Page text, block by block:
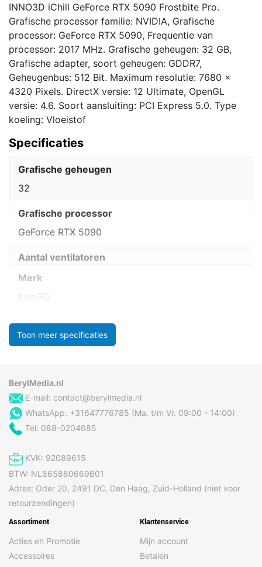
INNO3D iChill GeForce RTX 5090 Frostbite Pro.
Grafische processor familie: NVIDIA, Grafische
processor: GeForce RTX 5090, Frequentie van
processor: 2017 MHz. Grafische geheugen: 32 GB,
Grafische adapter, soort geheugen: GDDR7,
Geheugenbus: 512 Bit. Maximum resolutie: 7680 x
4320 Pixels. DirectX versie: 12 Ultimate, OpenGL
versie: 4.6. Soort aansluiting: PCI Express 5.0. Type
koeling: Vloeistof
Specificaties
Grafische geheugen
32
Grafische processor
GeForce RTX 5090
Aantal ventilatoren
Merk
Inno3D
Toon meer specificaties
BerylMedia.nl
E-mail: contact@berylmedia.nl
WhatsApp: +31647776785 (Ma. t/m Vr. 09:00 - 14:00)
Tel: 088-0204685
KVK: 92089615
BTW: NL865880669B01
Adres: Oder 20, 2491 DC, Den Haag, Zuid-Holland (niet voor
retourzendingen)
Assortiment
Acties en Promotie
Accessoires
Klantenservice
Mijn account
Betalen